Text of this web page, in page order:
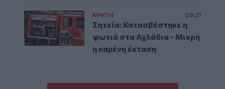
ΚΡΗΤΗ 09:21
Σητεία: Κατασβέστηκε η
φωτιά στα Αχλάδια - Μικρή
η καμένη έκταση